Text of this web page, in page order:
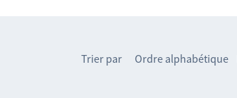
Trier par Ordre alphabétique